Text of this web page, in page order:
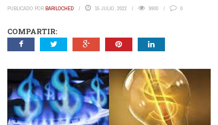
PUBLICADO POR BARILOCHED 15 JULIO, 2022 9900 0
COMPARTIR: